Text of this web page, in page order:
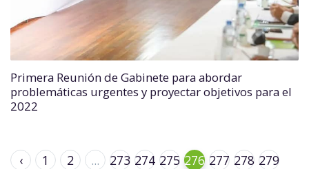
Primera Reunión de Gabinete para abordar
problemáticas urgentes y proyectar objetivos para el
2022
‹ 1 2 ... 273 274 275 276 277 278 279